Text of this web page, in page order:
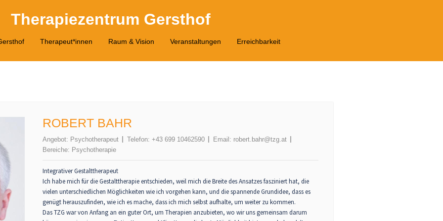
Therapiezentrum Gersthof
Therapeut*innen Raum & Vision Veranstaltungen Erreichbarkeit
ROBERT BAHR
Angebot: Psychotherapeut Telefon: +43 699 10462590 Email: robert.bahr@tzg.at
Bereiche: Psychotherapie
Integrativer Gestalttherapeut
Ich habe mich für die Gestalttherapie entschieden, weil mich die Breite des Ansatzes fasziniert hat, die
vielen unterschiedlichen Möglichkeiten wie ich vorgehen kann, und die spannende Grundidee, dass es
genügt herauszufinden, wie ich es mache, dass ich mich selbst aufhalte, um weiter zu kommen.
Das TZG war von Anfang an ein guter Ort, um Therapien anzubieten, wo wir uns gemeinsam darum